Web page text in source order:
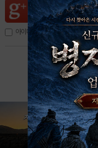
아이디, 이메일 저장
아이디 / 비